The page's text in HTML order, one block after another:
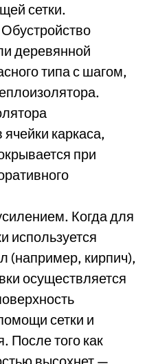
сетки.
деревянной
типа с шагом,
каркаса,
при
Когда для
используется
(например, кирпич),
осуществляется
сетки и
После того как